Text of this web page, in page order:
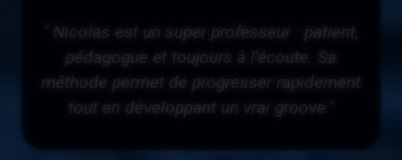
" Nicolas est un super professeur : patient,
pédagogue et toujours à l’écoute. Sa
méthode permet de progresser rapidement
tout en développant un vrai groove."